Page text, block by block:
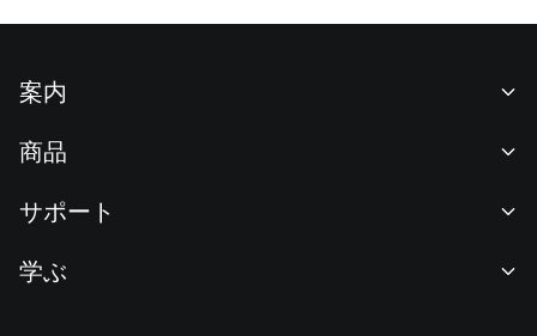
案内
ニュースルーム
F1 Oracle Red Bull Racing 公式スポンサー
商品
現物取引
サポート
学ぶ